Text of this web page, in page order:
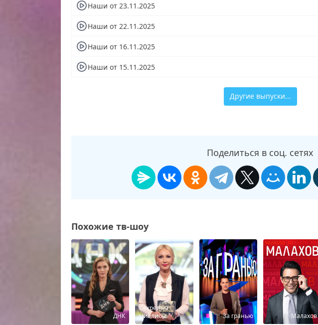
Наши от 23.11.2025
Наши от 22.11.2025
Наши от 16.11.2025
Наши от 15.11.2025
Другие выпуски...
Поделиться в соц. сетях
Похожие тв-шоу
ДНК
Секрет на
миллион
За гранью Малахов